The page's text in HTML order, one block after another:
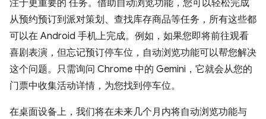
注于更重要的 任务。借助自动浏览功能，您可以轻松完成
从预约预订到派对策划、查找库存商品等任务，所有这些都
可以在 Android 手机上完成。例如，如果您即将前往观看
喜剧表演，但忘记预订停车位，自动浏览功能可以帮您解决
这个问题。只需询问 Chrome 中的 Gemini，它就会从您的
门票中收集活动详情，为您找到停车位。
在桌面设备上，我们将在未来几个月内将自动浏览功能与